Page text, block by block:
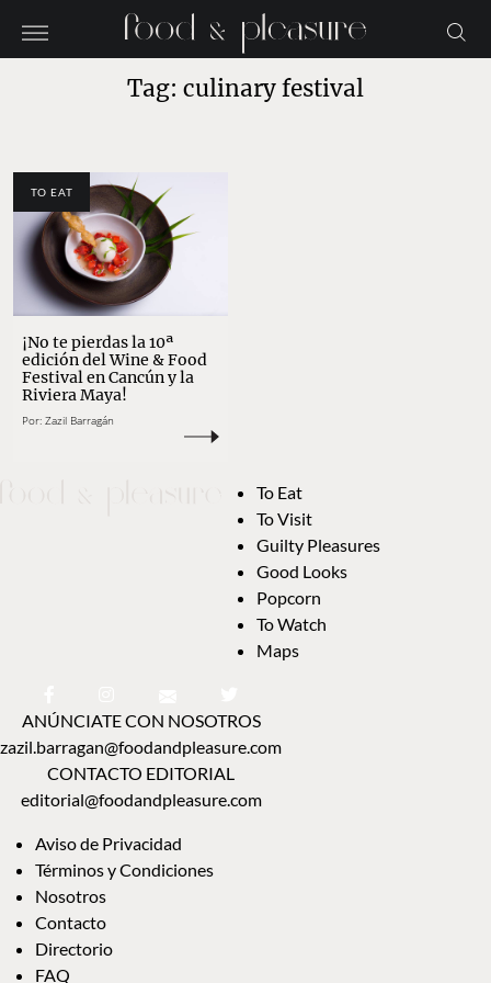
Tag: culinary festival
TO EAT
¡No te pierdas la 10ª
edición del Wine & Food
Festival en Cancún y la
Riviera Maya!
Por: Zazil Barragán
To Eat
To Visit
Guilty Pleasures
Good Looks
Popcorn
To Watch
Maps
ANÚNCIATE CON NOSOTROS
zazil.barragan@foodandpleasure.com
CONTACTO EDITORIAL
editorial@foodandpleasure.com
Aviso de Privacidad
Términos y Condiciones
Nosotros
Contacto
Directorio
FAQ